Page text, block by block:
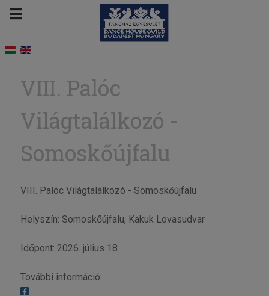
VIII. Palóc
Világtalálkozó -
Somoskőújfalu
VIII. Palóc Világtalálkozó - Somoskőújfalu
Helyszín: Somoskőújfalu, Kakuk Lovasudvar
Időpont: 2026. július 18.
További információ: